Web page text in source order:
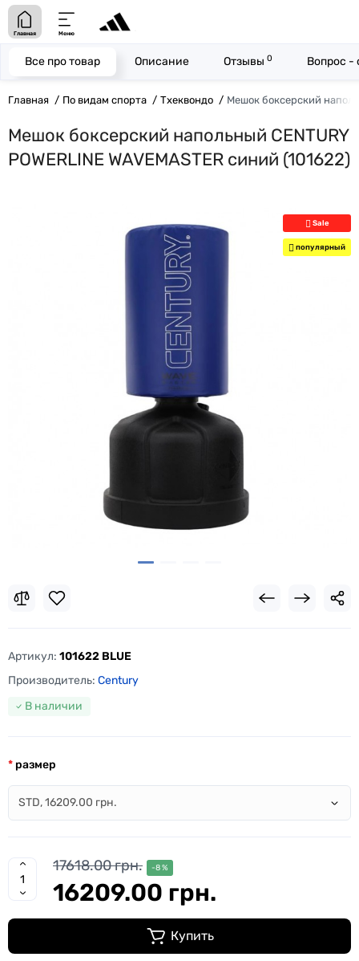
Главная Меню
Главная По видам спорта Тхеквондо Мешок боксерский
Мешок боксерский напольный CENTURY
POWERLINE WAVEMASTER синий (101622)
Все про товар Описание Отзывы 0 Вопрос -
Sale
популярный
Артикул: 101622 BLUE
Производитель: Century
В наличии
размер
17618.00 грн. -8 %
16209.00 грн.
Купить